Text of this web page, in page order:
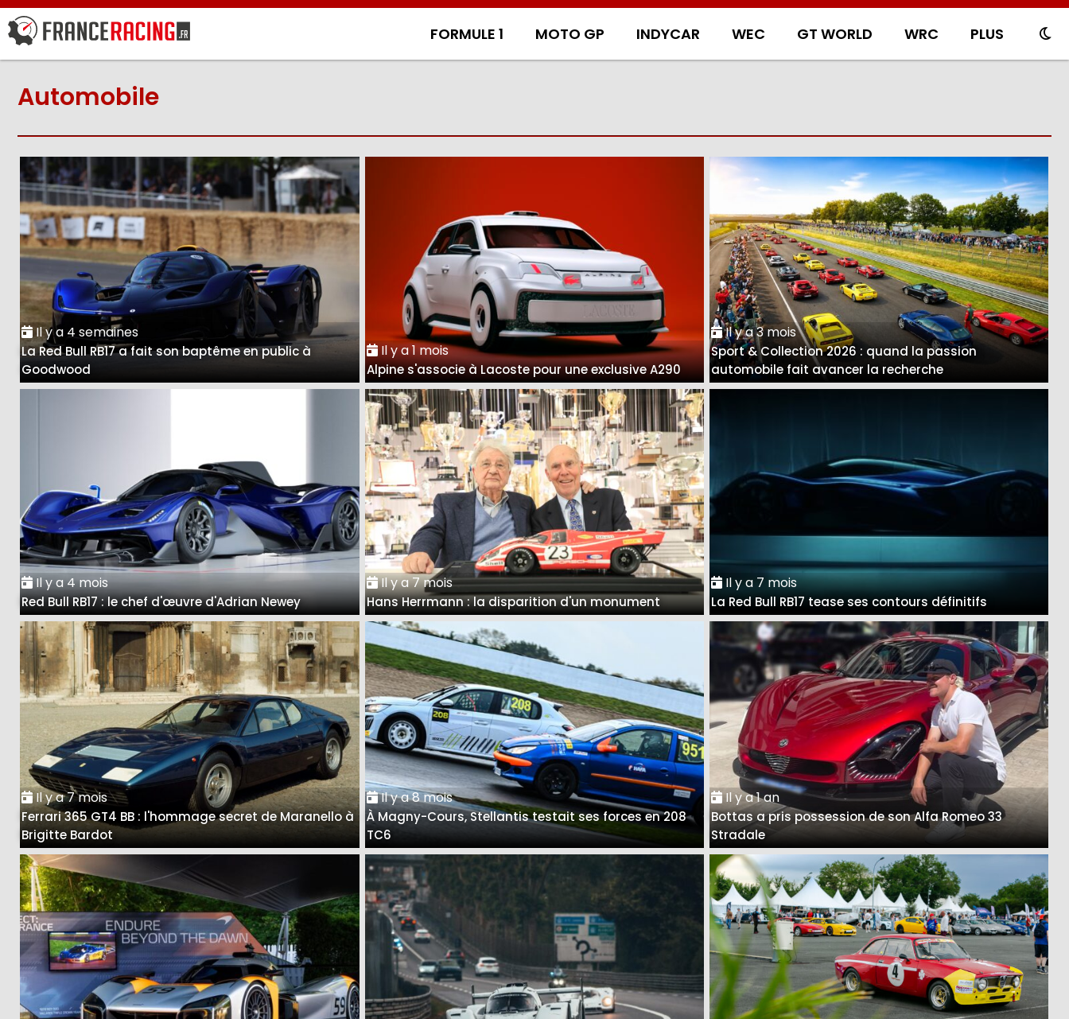
FORMULE 1 MOTO GP INDYCAR WEC GT WORLD WRC PLUS
Automobile
Il y a 4 semaines
La Red Bull RB17 a fait son baptême en public à
Goodwood
Il y a 1 mois
Alpine s'associe à Lacoste pour une exclusive A290
Il y a 3 mois
Sport & Collection 2026 : quand la passion
automobile fait avancer la recherche
Il y a 4 mois
Red Bull RB17 : le chef d'œuvre d'Adrian Newey
Il y a 7 mois
Hans Herrmann : la disparition d'un monument
Il y a 7 mois
La Red Bull RB17 tease ses contours définitifs
Il y a 7 mois
Ferrari 365 GT4 BB : l'hommage secret de Maranello à
Brigitte Bardot
Il y a 8 mois
À Magny-Cours, Stellantis testait ses forces en 208
TC6
Il y a 1 an
Bottas a pris possession de son Alfa Romeo 33
Stradale